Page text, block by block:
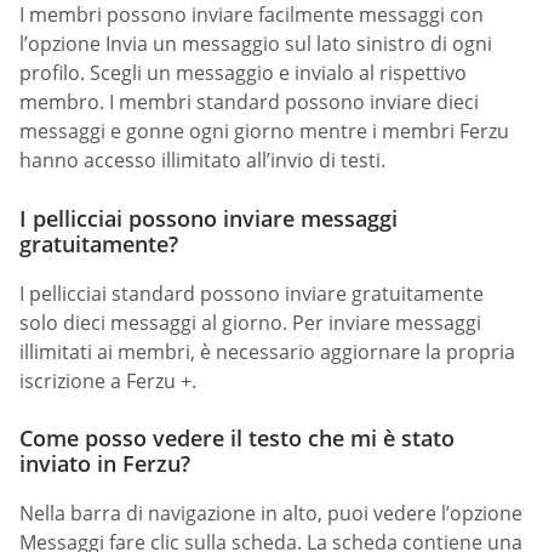
I membri possono inviare facilmente messaggi con
l’opzione Invia un messaggio sul lato sinistro di ogni
profilo. Scegli un messaggio e invialo al rispettivo
membro. I membri standard possono inviare dieci
messaggi e gonne ogni giorno mentre i membri Ferzu
hanno accesso illimitato all’invio di testi.
I pellicciai possono inviare messaggi
gratuitamente?
I pellicciai standard possono inviare gratuitamente
solo dieci messaggi al giorno. Per inviare messaggi
illimitati ai membri, è necessario aggiornare la propria
iscrizione a Ferzu +.
Come posso vedere il testo che mi è stato
inviato in Ferzu?
Nella barra di navigazione in alto, puoi vedere l’opzione
Messaggi fare clic sulla scheda. La scheda contiene una